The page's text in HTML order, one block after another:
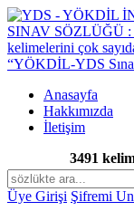
“YÖKDİL-YDS
Anasayfa
Hakkımızda
İletişim
3491
Üye Girişi Şifremi